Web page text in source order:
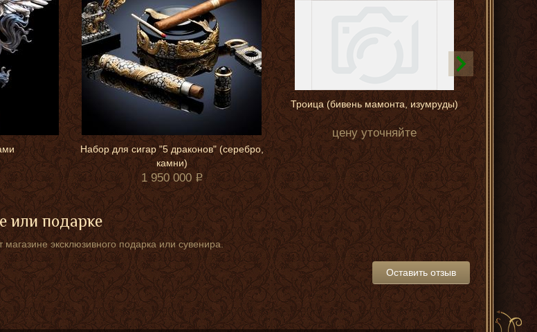
Набор для сигар "5 драконов" (серебро,
камни)
1 950 000
Троица (бивень мамонта, изумруды)
цену уточняйте
или подарке
эксклюзивного подарка или сувенира.
Оставить отзыв